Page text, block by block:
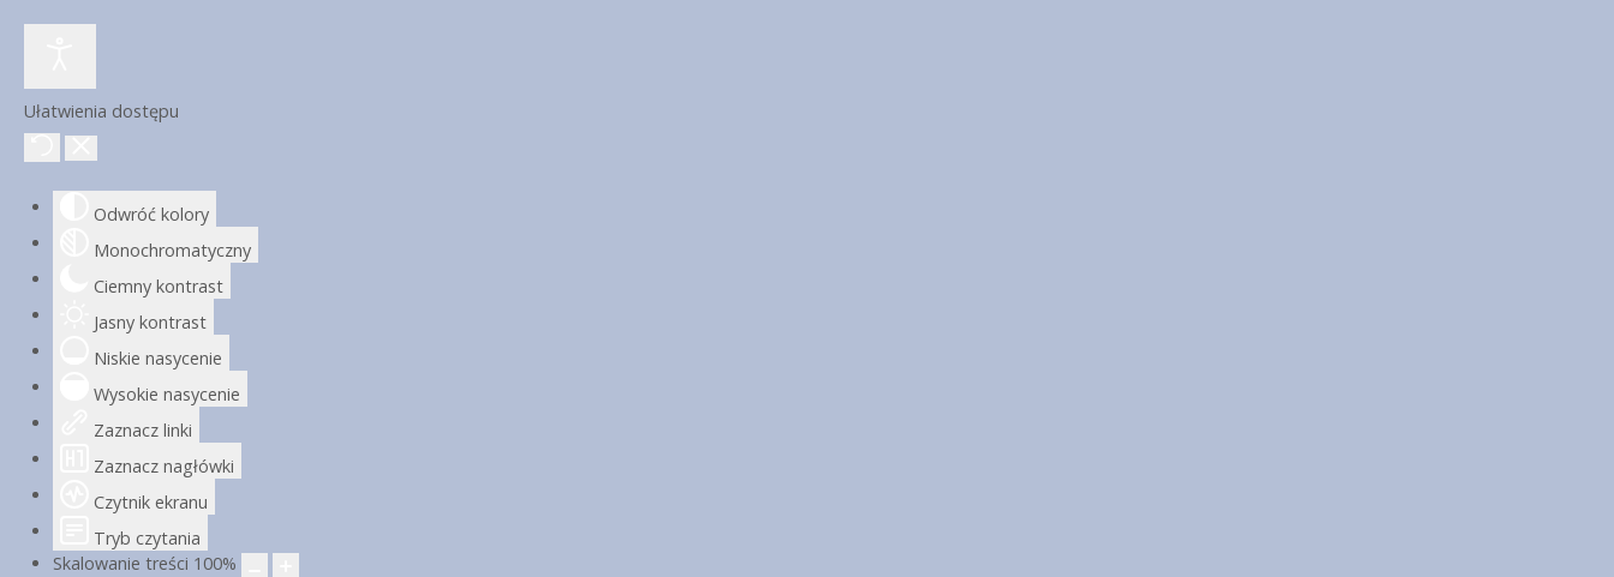
Ułatwienia dostępu
Odwróć kolory
Monochromatyczny
Ciemny kontrast
Jasny kontrast
Niskie nasycenie
Wysokie nasycenie
Zaznacz linki
Zaznacz nagłówki
Czytnik ekranu
Tryb czytania
Skalowanie treści 100%